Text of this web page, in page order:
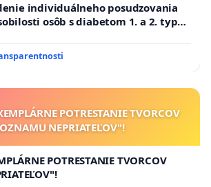
individuálneho posudzovania
osôb s diabetom 1. a 2. typu
zboru SR
POTRESTANIE TVORCOV
NEPRIATEĽOV"!
POTRESTANIE TVORCOV